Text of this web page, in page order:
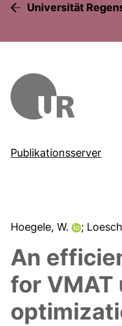
Universität
Publikationsserver
Hoegele, W. ;
An
for